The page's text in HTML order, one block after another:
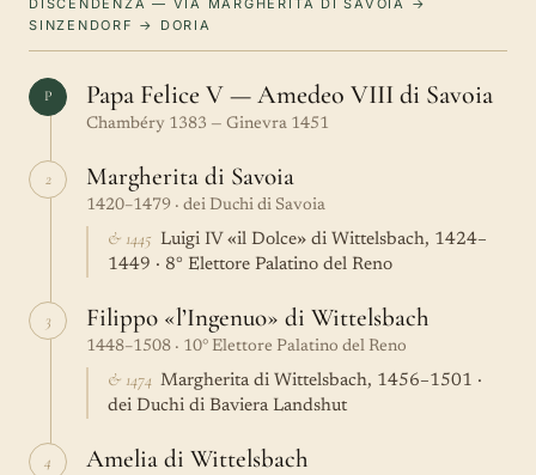
SINZENDORF → DORIA
P Papa Felice V — Amedeo VIII di Savoia
Chambéry 1383 — Ginevra 1451
2 Margherita di Savoia
1420–1479 · dei Duchi di Savoia
& 1445 Luigi IV «il Dolce» di Wittelsbach, 1424–
1449 · 8° Elettore Palatino del Reno
3 Filippo «l’Ingenuo» di Wittelsbach
1448–1508 · 10° Elettore Palatino del Reno
& 1474 Margherita di Wittelsbach, 1456–1501 ·
dei Duchi di Baviera Landshut
4 Amelia di Wittelsbach